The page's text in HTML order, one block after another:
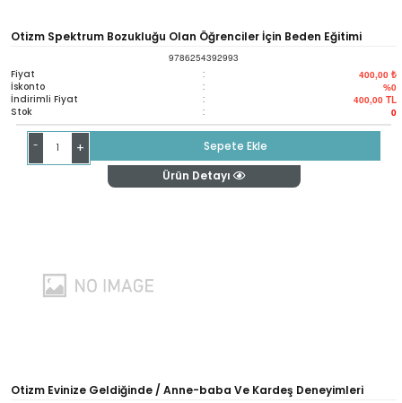
Otizm Spektrum Bozukluğu Olan Öğrenciler İçin Beden Eğitimi
Kapsayıcı Yaklaşım / Physıcal Educatıon For Students Wıth
Autısm Spectrum Dısorders A Comprehensive Approach
9786254392993
Fiyat : 400,00 ₺
İskonto : %0
İndirimli Fiyat : 400,00 TL
Stok : 0
- +
Sepete Ekle
Ürün Detayı
Otizm Evinize Geldiğinde / Anne-baba Ve Kardeş Deneyimleri